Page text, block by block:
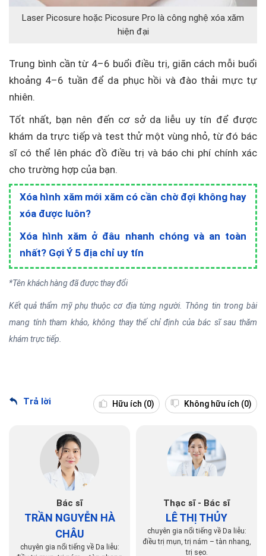
Laser Picosure hoặc Picosure Pro là công nghệ xóa xăm
hiện đại
Trung bình cần từ 4–6 buổi điều trị, giãn cách mỗi buổi
khoảng 4–6 tuần để da phục hồi và đào thải mực tự
nhiên.
Tốt nhất, bạn nên đến cơ sở da liễu uy tín để được
khám da trực tiếp và test thử một vùng nhỏ, từ đó bác
sĩ có thể lên phác đồ điều trị và báo chi phí chính xác
cho trường hợp của bạn.
Xóa hình xăm mới xăm có cần chờ đợi không hay
xóa được luôn?
Xóa hình xăm ở đâu nhanh chóng và an toàn
nhất? Gợi Ý 5 địa chỉ uy tín
*Tên khách hàng đã được thay đổi
Kết quả thẩm mỹ phụ thuộc cơ địa từng người. Thông tin trong bài
mang tính tham khảo, không thay thế chỉ định của bác sĩ sau thăm
khám trực tiếp.
Không hữu ích